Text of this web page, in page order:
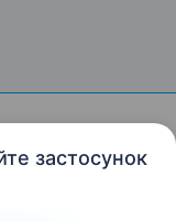
застосунок